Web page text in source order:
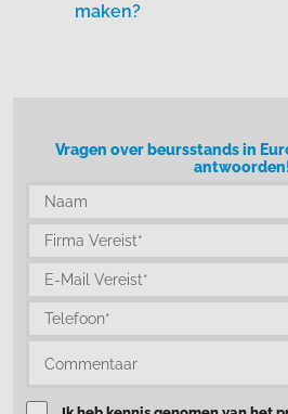
maken?
Vragen over beursstands in